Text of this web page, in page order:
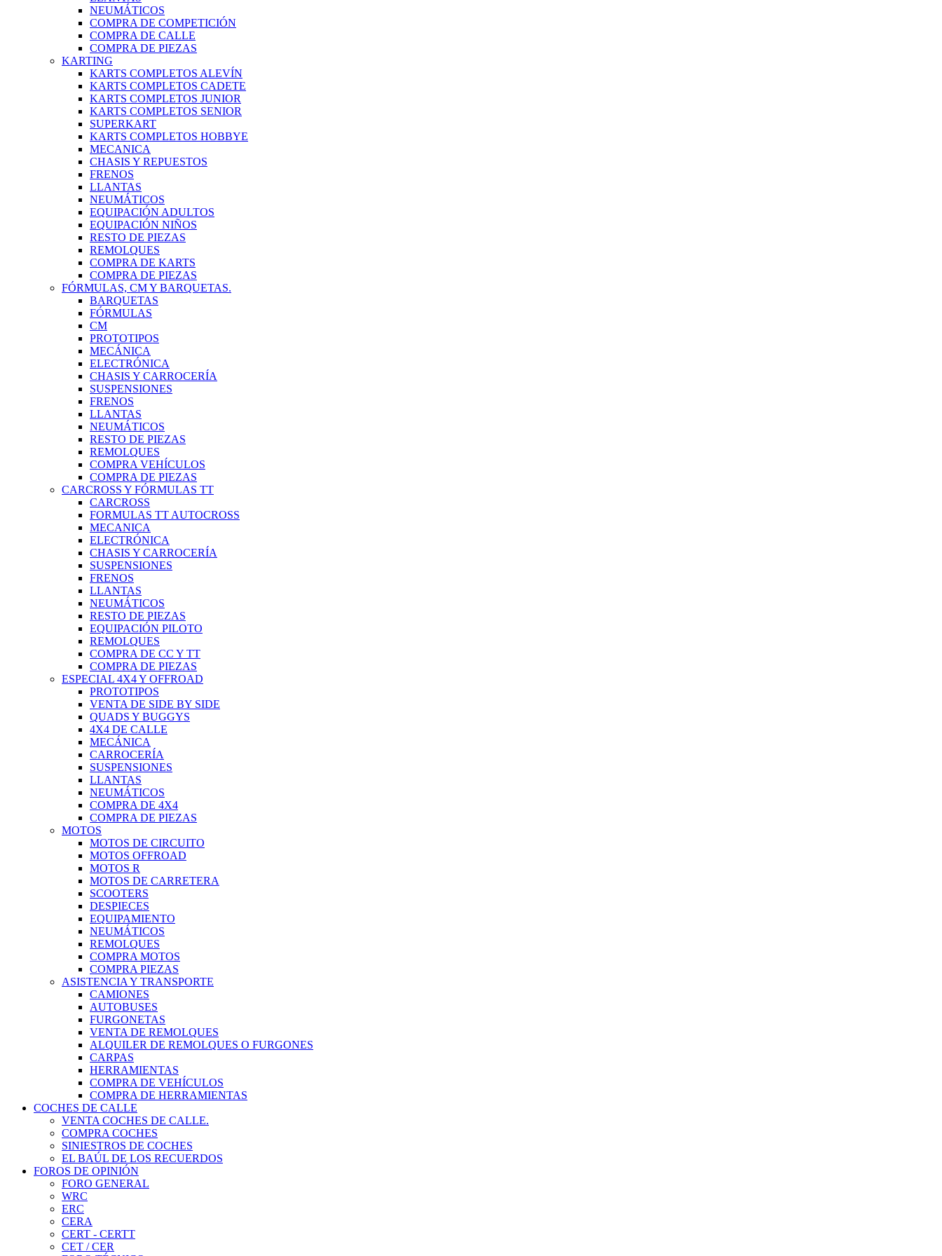
NEUMÁTICOS
COMPRA DE COMPETICIÓN
COMPRA DE CALLE
COMPRA DE PIEZAS
KARTING
KARTS COMPLETOS ALEVÍN
KARTS COMPLETOS CADETE
KARTS COMPLETOS JUNIOR
KARTS COMPLETOS SENIOR
SUPERKART
KARTS COMPLETOS HOBBYE
MECANICA
CHASIS Y REPUESTOS
FRENOS
LLANTAS
NEUMÁTICOS
EQUIPACIÓN ADULTOS
EQUIPACIÓN NIÑOS
RESTO DE PIEZAS
REMOLQUES
COMPRA DE KARTS
COMPRA DE PIEZAS
FÓRMULAS, CM Y BARQUETAS.
BARQUETAS
FÓRMULAS
CM
PROTOTIPOS
MECÁNICA
ELECTRÓNICA
CHASIS Y CARROCERÍA
SUSPENSIONES
FRENOS
LLANTAS
NEUMÁTICOS
RESTO DE PIEZAS
REMOLQUES
COMPRA VEHÍCULOS
COMPRA DE PIEZAS
CARCROSS Y FÓRMULAS TT
CARCROSS
FORMULAS TT AUTOCROSS
MECANICA
ELECTRÓNICA
CHASIS Y CARROCERÍA
SUSPENSIONES
FRENOS
LLANTAS
NEUMÁTICOS
RESTO DE PIEZAS
EQUIPACIÓN PILOTO
REMOLQUES
COMPRA DE CC Y TT
COMPRA DE PIEZAS
ESPECIAL 4X4 Y OFFROAD
PROTOTIPOS
VENTA DE SIDE BY SIDE
QUADS Y BUGGYS
4X4 DE CALLE
MECÁNICA
CARROCERÍA
SUSPENSIONES
LLANTAS
NEUMÁTICOS
COMPRA DE 4X4
COMPRA DE PIEZAS
MOTOS
MOTOS DE CIRCUITO
MOTOS OFFROAD
MOTOS R
MOTOS DE CARRETERA
SCOOTERS
DESPIECES
EQUIPAMIENTO
NEUMÁTICOS
REMOLQUES
COMPRA MOTOS
COMPRA PIEZAS
ASISTENCIA Y TRANSPORTE
CAMIONES
AUTOBUSES
FURGONETAS
VENTA DE REMOLQUES
ALQUILER DE REMOLQUES O FURGONES
CARPAS
HERRAMIENTAS
COMPRA DE VEHÍCULOS
COMPRA DE HERRAMIENTAS
COCHES DE CALLE
VENTA COCHES DE CALLE.
COMPRA COCHES
SINIESTROS DE COCHES
EL BAÚL DE LOS RECUERDOS
FOROS DE OPINIÓN
FORO GENERAL
WRC
ERC
CERA
CERT - CERTT
CET / CER